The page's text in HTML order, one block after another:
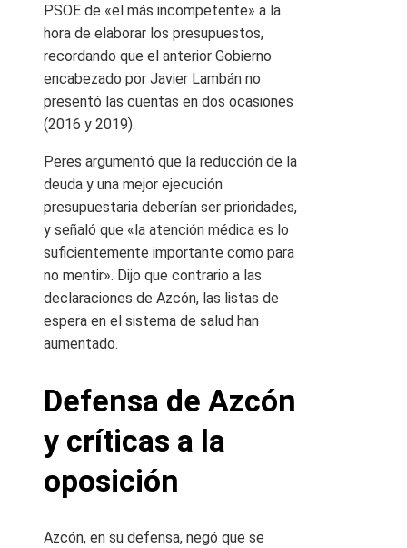
PSOE de «el más incompetente» a la
hora de elaborar los presupuestos,
recordando que el anterior Gobierno
encabezado por Javier Lambán no
presentó las cuentas en dos ocasiones
(2016 y 2019).
Peres argumentó que la reducción de la
deuda y una mejor ejecución
presupuestaria deberían ser prioridades,
y señaló que «la atención médica es lo
suficientemente importante como para
no mentir». Dijo que contrario a las
declaraciones de Azcón, las listas de
espera en el sistema de salud han
aumentado.
Defensa de Azcón
y críticas a la
oposición
Azcón, en su defensa, negó que se